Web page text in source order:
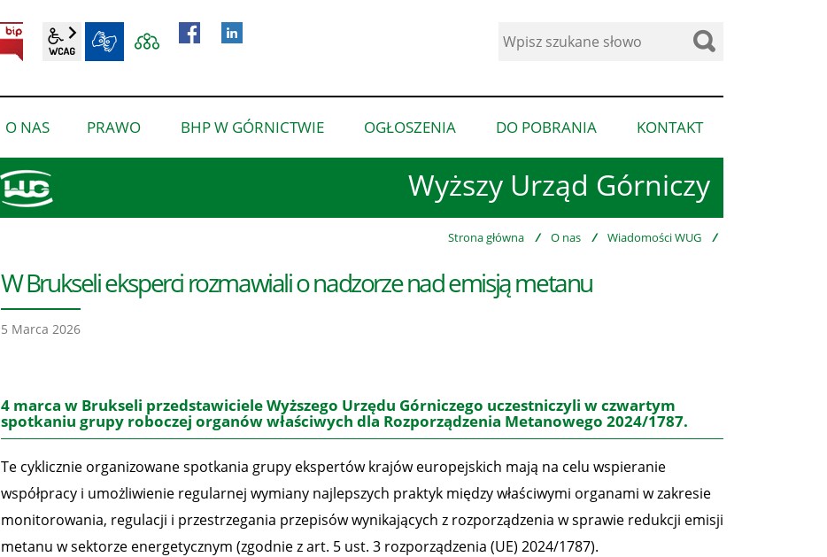
Wyższy Urząd Górniczy
BIP wcag2.1
Wyszukaj
O NAS
pokaż
podmenu
PRAWO
pokaż
podmenu
BHP W GÓRNICTWIE
pokaż
podmenu
OGŁOSZENIA
pokaż
podmenu
dla
“Ogłoszenia”
DO POBRANIA
pokaż
podmenu
dla
pobrania”
KONTAKT
podmenu
Strona główna / O nas / Wiadomości WUG /
W Brukseli eksperci rozmawiali o nadzorze nad emisją metanu
5 Marca 2026
4 marca w Brukseli przedstawiciele Wyższego Urzędu Górniczego uczestniczyli w czwartym
spotkaniu grupy roboczej organów właściwych dla Rozporządzenia Metanowego 2024/1787.
Te cyklicznie organizowane spotkania grupy ekspertów krajów europejskich mają na celu wspieranie
współpracy i umożliwienie regularnej wymiany najlepszych praktyk między właściwymi organami w zakresie
monitorowania, regulacji i przestrzegania przepisów wynikających z rozporządzenia w sprawie redukcji emisji
metanu w sektorze energetycznym (zgodnie z art. 5 ust. 3 rozporządzenia (UE) 2024/1787).